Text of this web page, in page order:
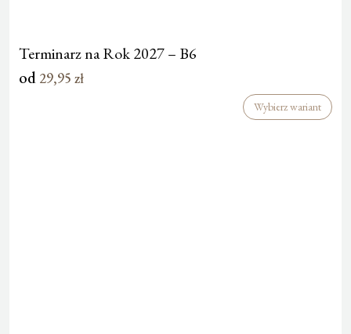
Terminarz na Rok 2027 – B6
od 29,95 zł
Wybierz wariant